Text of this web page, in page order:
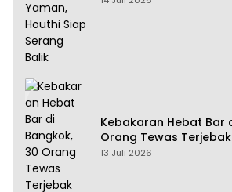
Kebakaran Hebat Bar
Orang Tewas Terjebak
13 Juli 2026